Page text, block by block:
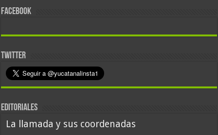
FACEBOOK
TWITTER
EDITORIALES
La llamada y sus coordenadas